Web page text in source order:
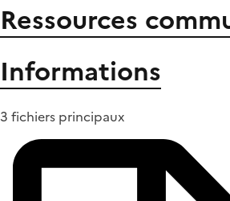
Ressources
Informations
3 fichiers principaux